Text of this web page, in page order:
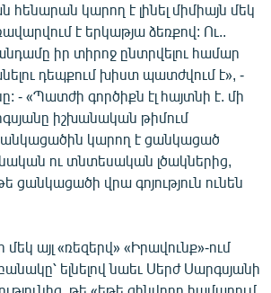
կարող է լինել միմիայն մեկ
է երկաթյա ձեռքով: Ու..
իր տիրոջ ընտրվելու համար
դեպքում խիստ պատժվում է», -
- «Պատժի գործիքն էլ հայտնի է. մի
իշխանական թիմում
կարող է ցանկացած
ու տնտեսական լծակներից,
ցանկացածի վրա գոյություն ունեն
այլ «ռեզերվ» «Իրավունք»-ում
ելնելով նաեւ Սերժ Սարգսյանի